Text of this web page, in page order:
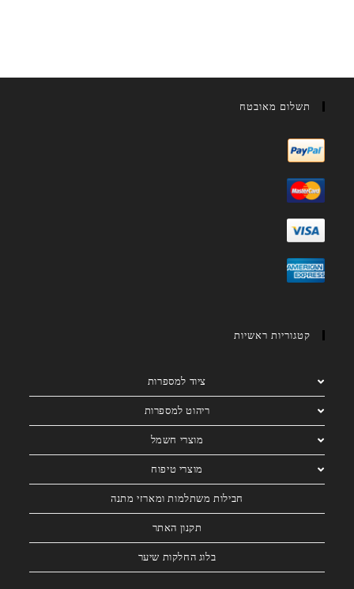
תשלום מאובטח
קטגוריות ראשיות
ציוד למספרות
ריהוט למספרות
מוצרי חשמל
מוצרי טיפוח
חבילות משתלמות ומארזי מתנה
תקנון האתר
בלוג החלקות שיער